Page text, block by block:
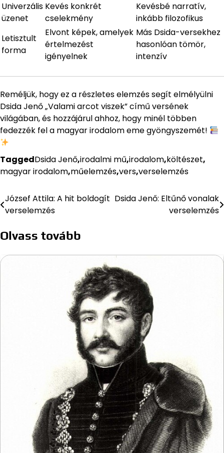
Univerzális
üzenet
Kevés konkrét
cselekmény
Kevésbé narratív,
inkább filozofikus
Letisztult
forma
Elvont képek, amelyek
értelmezést
igényelnek
Más Dsida-versekhez
hasonlóan tömör,
intenzív
Reméljük, hogy ez a részletes elemzés segít elmélyülni
Dsida Jenő „Valami arcot viszek” című versének
világában, és hozzájárul ahhoz, hogy minél többen
fedezzék fel a magyar irodalom eme gyöngyszemét!
TaggedDsida Jenő,irodalmi mű,irodalom,költészet,
magyar irodalom,műelemzés,vers,verselemzés
Bejegyzés
József Attila: A hit boldogít
verselemzés
Dsida Jenő: Eltűnő vonalak
verselemzés
Olvass tovább